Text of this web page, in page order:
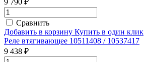
Сравнить
Добавить в корзину Купить в один клик
Реле втягивающее 10511408 / 10537417
9 438 ₽